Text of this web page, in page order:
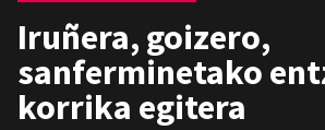
Iruñera, goizero,
sanferminetako
korrika egitera